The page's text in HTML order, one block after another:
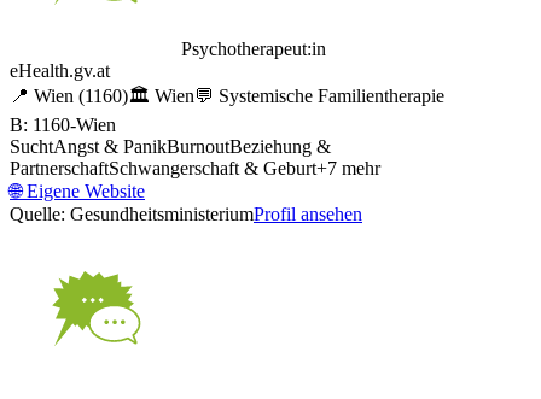
Psychotherapeut:in
eHealth.gv.at
📍 Wien (1160)🏛️ Wien💬 Systemische Familientherapie
B: 1160-Wien
SuchtAngst & PanikBurnoutBeziehung &
PartnerschaftSchwangerschaft & Geburt+7 mehr
🌐Eigene Website
Quelle: GesundheitsministeriumProfil ansehen